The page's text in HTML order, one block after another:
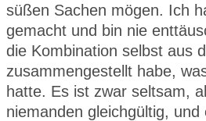
süßen Sachen mögen. Ich
gemacht und bin nie
die Kombination selbst aus
zusammengestellt habe,
hatte. Es ist zwar seltsam,
niemanden gleichgültig,